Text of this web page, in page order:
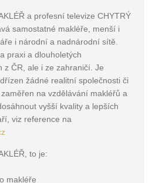
a profesní televize CHYTRÝ
samostatné makléře, menší i
i národní a nadnárodní sítě.
praxi a dlouholetých
z ČR, ale i ze zahraničí. Je
žádné realitní společnosti či
na vzdělávání makléřů a
vyšší kvality a lepších
viz reference na
to je:
makléře